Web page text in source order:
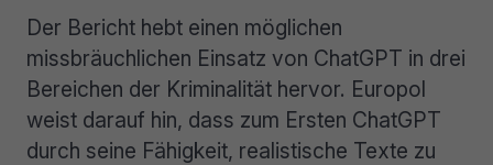
Der Bericht hebt einen möglichen
missbräuchlichen Einsatz von ChatGPT in drei
Bereichen der Kriminalität hervor. Europol
weist darauf hin, dass zum Ersten ChatGPT
durch seine Fähigkeit, realistische Texte zu